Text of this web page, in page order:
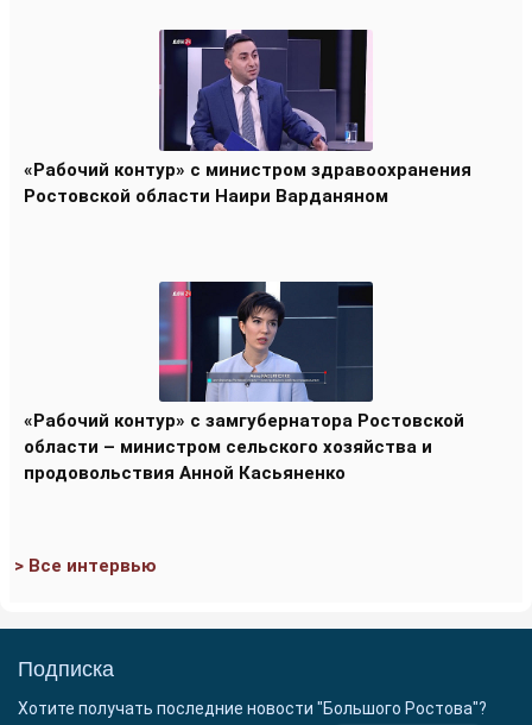
«Рабочий контур» с министром здравоохранения
Ростовской области Наири Варданяном
«Рабочий контур» с замгубернатора Ростовской
области – министром сельского хозяйства и
продовольствия Анной Касьяненко
> Все интервью
Подписка
Хотите получать последние новости "Большого Ростова"?